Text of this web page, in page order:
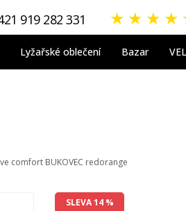
919 282 331 ★ ★ ★ ★
Lyžařské oblečení Bazar
comfort BUKOVEC redorange
SLEVA 14 %